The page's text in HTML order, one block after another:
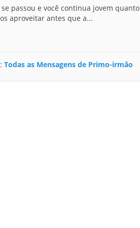
passou e você continua jovem quanto
aproveitar antes que a...
Todas as Mensagens de Primo-irmão